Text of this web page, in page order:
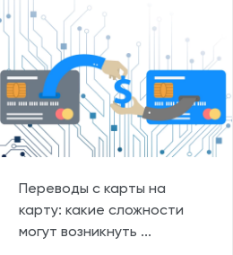
Переводы с карты на
карту: какие сложности
могут возникнуть ...